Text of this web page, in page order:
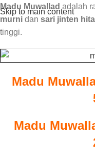
Skip to main content
Madu Muwallad adalah
murni dan sari jinten
tinggi.
Madu
Madu